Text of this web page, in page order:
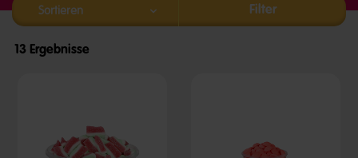
Filter
13 Ergebnisse